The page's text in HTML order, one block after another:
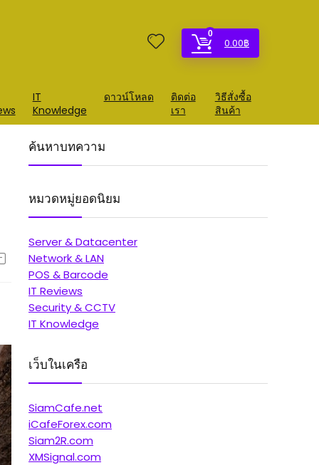
0
0.00฿
IT
Knowledge
ดาวน์โหลด
ติดต่อ
เรา
วิธีสั่งซื้อ
สินค้า
ค้นหาบทความ
หมวดหมู่ยอดนิยม
Server & Datacenter
Network & LAN
POS & Barcode
IT Reviews
Security & CCTV
IT Knowledge
เว็บในเครือ
SiamCafe.net
iCafeForex.com
Siam2R.com
XMSignal.com